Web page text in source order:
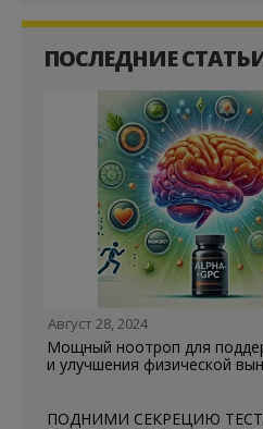
ПОСЛЕДНИЕ
Август 28, 2024
Мощный ноотроп для
и улучшения физической
ПОДНИМИ СЕКРЕЦИЮ